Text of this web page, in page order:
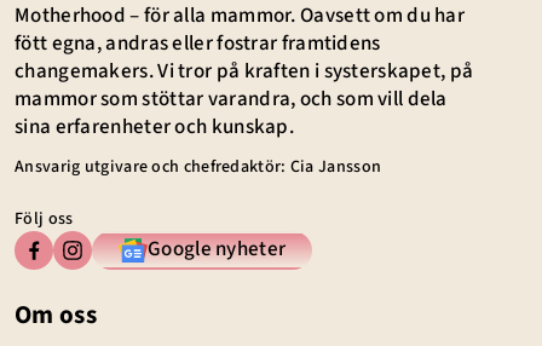
Motherhood – för alla mammor. Oavsett om du har
fött egna, andras eller fostrar framtidens
changemakers. Vi tror på kraften i systerskapet, på
mammor som stöttar varandra, och som vill dela
sina erfarenheter och kunskap.
Ansvarig utgivare och chefredaktör: Cia Jansson
Följ oss
Google nyheter
Om oss